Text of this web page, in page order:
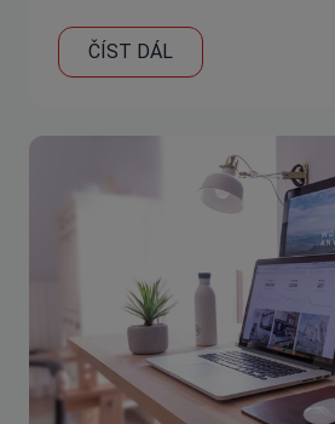
ČÍST DÁL